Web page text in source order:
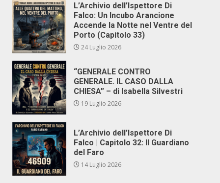
L’Archivio dell’Ispettore Di
Falco: Un Incubo Arancione
Accende la Notte nel Ventre del
Porto (Capitolo 33)
24 Luglio 2026
“GENERALE CONTRO
GENERALE. IL CASO DALLA
CHIESA” – di Isabella Silvestri
19 Luglio 2026
L’Archivio dell’Ispettore Di
Falco | Capitolo 32: Il Guardiano
del Faro
14 Luglio 2026